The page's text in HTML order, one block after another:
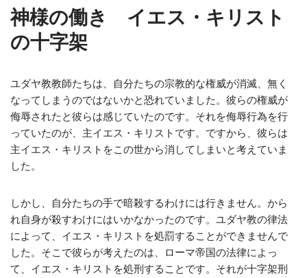
神様の働き イエス・キリスト
の十字架
ユダヤ教教師たちは、自分たちの宗教的な権威が消滅、無く
なってしまうのではないかと恐れていました。彼らの権威が
侮辱されたと彼らは感じていたのです。それを侮辱行為を行
っていたのが、主イエス・キリストです。ですから、彼らは
主イエス・キリストをこの世から消してしまいと考えていま
した。
しかし、自分たちの手で暗殺するわけには行きません。から
れ自身が殺すわけにはいかなかったのです。ユダヤ教の律法
によって、イエス・キリストを処罰することができませんで
した。そこで彼らが考えたのは、ローマ帝国の法律によっ
て、イエス・キリストを処刑することです。それが十字架刑